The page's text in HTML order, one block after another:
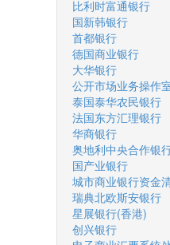
比利时富通银行
国新韩银行
首都银行
德国商业银行
大华银行
公开市场业务操作
泰国泰华农民银行
法国东方汇理银行
华商银行
奥地利中央合作银
国产业银行
城市商业银行资金
瑞典北欧斯安银行
星展银行(香港)
创兴银行